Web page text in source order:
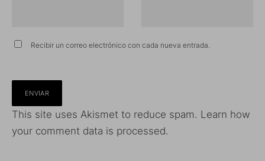
Recibir un correo electrónico con cada nueva entrada.
This site uses Akismet to reduce spam. Learn how
your comment data is processed.